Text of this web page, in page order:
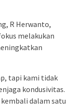
R Herwanto,
melakukan
tapi kami tidak
kondusivitas.
dalam satu